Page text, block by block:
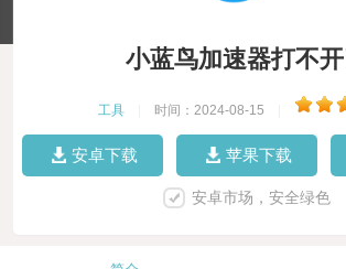
小蓝鸟加速器打不
工具 时间：2024-08-15
安卓下载 苹果下载
安卓市场，安全绿色